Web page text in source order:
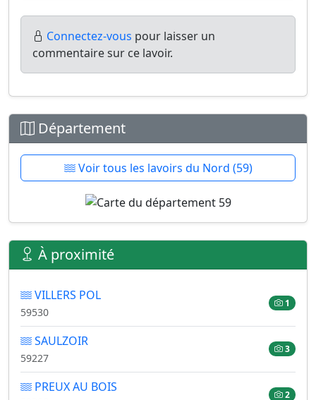
Connectez-vous pour laisser un
commentaire sur ce lavoir.
Département
Voir tous les lavoirs du Nord (59)
À proximité
VILLERS POL
59530
1
SAULZOIR
59227
3
PREUX AU BOIS
2